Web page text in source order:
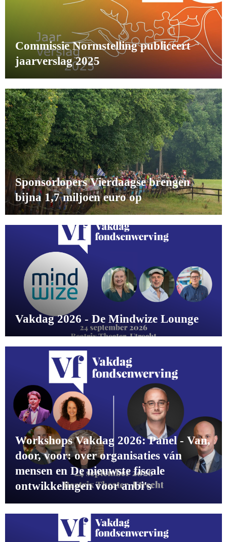
Commissie Normstelling publiceert
jaarverslag 2025
Sponsorlopers Vierdaagse brengen
bijna 1,7 miljoen euro op
Vakdag 2026 - De Mindwize Lounge
Workshops Vakdag 2026: Panel - Van,
door, voor: over organisaties ván
mensen en De nieuwste fiscale
ontwikkelingen voor anbi's